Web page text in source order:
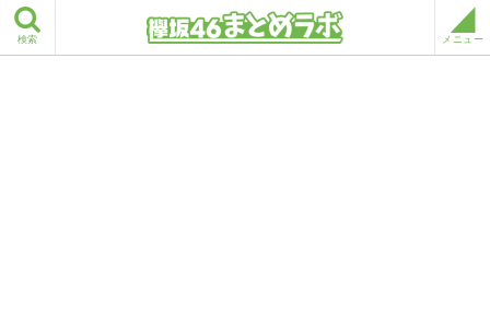
検索 メニュー